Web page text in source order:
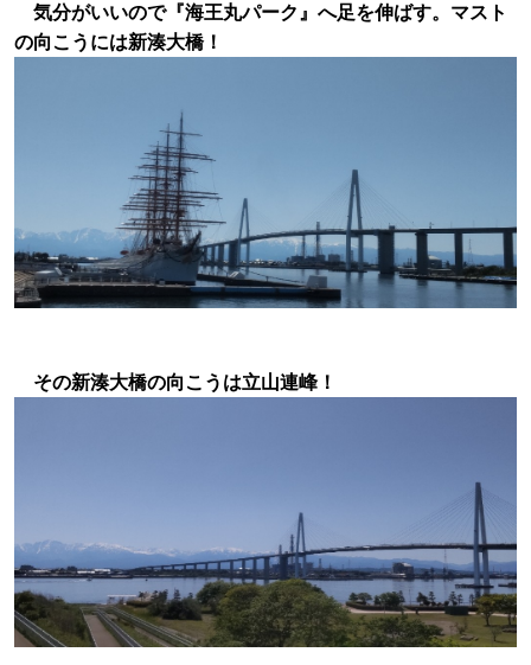
気分がいいので『海王丸パーク』へ足を伸ばす。マスト
の向こうには新湊大橋！
その新湊大橋の向こうは立山連峰！